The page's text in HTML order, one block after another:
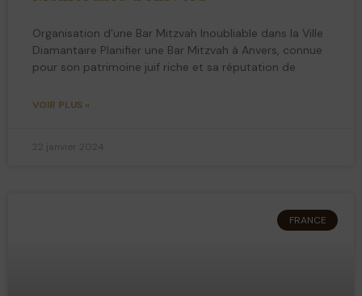
Organisation d’une Bar Mitzvah Inoubliable dans la Ville
Diamantaire Planifier une Bar Mitzvah à Anvers, connue
pour son patrimoine juif riche et sa réputation de
VOIR PLUS »
22 janvier 2024
FRANCE